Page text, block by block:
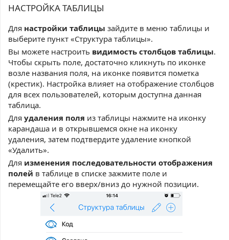
НАСТРОЙКА ТАБЛИЦЫ
Для настройки таблицы зайдите в меню таблицы и
выберите пункт «Структура таблицы».
Вы можете настроить видимость столбцов таблицы.
Чтобы скрыть поле, достаточно кликнуть по иконке
возле названия поля, на иконке появится пометка
(крестик). Настройка влияет на отображение столбцов
для всех пользователей, которым доступна данная
таблица.
Для удаления поля из таблицы нажмите на иконку
карандаша и в открывшемся окне на иконку
удаления, затем подтвердите удаление кнопкой
«Удалить».
Для изменения последовательности отображения
полей в таблице в списке зажмите поле и
перемещайте его вверх/вниз до нужной позиции.